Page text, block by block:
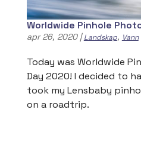
Worldwide Pinhole
apr 26, 2020|Landskap, Vann
Today was Worldwide
Day 2020! I decided to
took my Lensbaby
on a roadtrip.